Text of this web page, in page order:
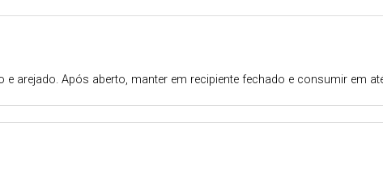
arejado. Após aberto, manter em recipiente fechado e consumir em